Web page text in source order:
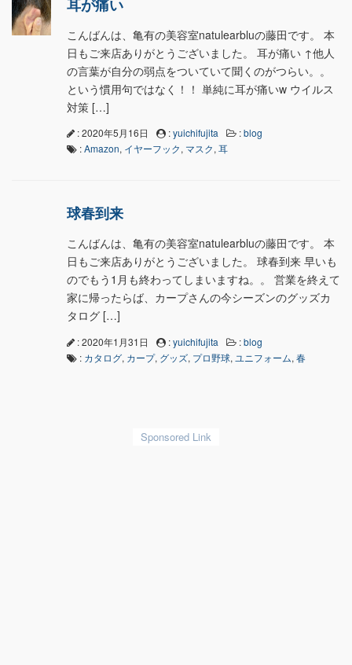
耳が痛い
こんばんは、亀有の美容室natulearbluの藤田です。 本
日もご来店ありがとうございました。 耳が痛い ↑他人
の言葉が自分の弱点をついていて聞くのがつらい。。
という慣用句ではなく！！ 単純に耳が痛いw ウイルス
対策 […]
: 2020年5月16日 :yuichifujita :blog
:Amazon, イヤーフック, マスク, 耳
球春到来
こんばんは、亀有の美容室natulearbluの藤田です。 本
日もご来店ありがとうございました。 球春到来 早いも
のでもう1月も終わってしまいますね。。 営業を終えて
家に帰ったらば、カープさんの今シーズンのグッズカ
タログ […]
: 2020年1月31日 :yuichifujita :blog
: カタログ, カープ, グッズ, プロ野球, ユニフォーム, 春